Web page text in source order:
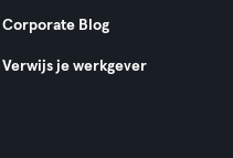
Corporate Blog
Verwijs je werkgever